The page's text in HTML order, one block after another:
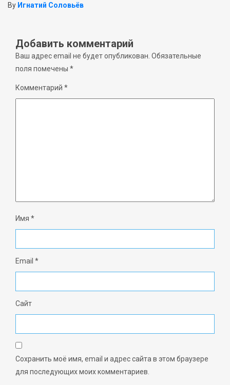
By Игнатий Соловьёв
Добавить комментарий
Ваш адрес email не будет опубликован. Обязательные
поля помечены *
Комментарий *
Имя *
Email *
Сайт
Сохранить моё имя, email и адрес сайта в этом браузере
для последующих моих комментариев.